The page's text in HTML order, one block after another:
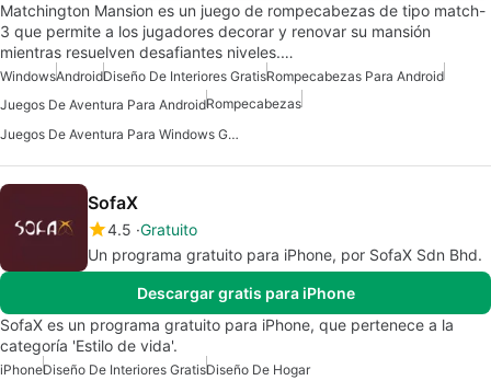
Matchington Mansion es un juego de rompecabezas de tipo match-
3 que permite a los jugadores decorar y renovar su mansión
mientras resuelven desafiantes niveles.…
WindowsAndroidDiseño De Interiores GratisRompecabezas Para Android
Juegos De Aventura Para AndroidRompecabezas
Juegos De Aventura Para Windows Gratis
SofaX
4.5 Gratuito
Un programa gratuito para iPhone, por SofaX Sdn Bhd.
Descargar gratis para iPhone
SofaX es un programa gratuito para iPhone, que pertenece a la
categoría 'Estilo de vida'.
iPhoneDiseño De Interiores GratisDiseño De Hogar